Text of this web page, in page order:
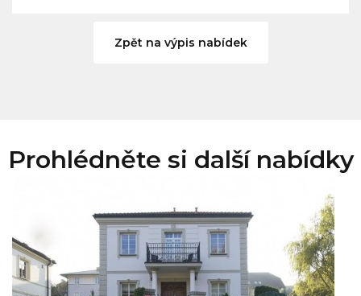
Zpět na výpis nabídek
Prohlédněte si další nabídky